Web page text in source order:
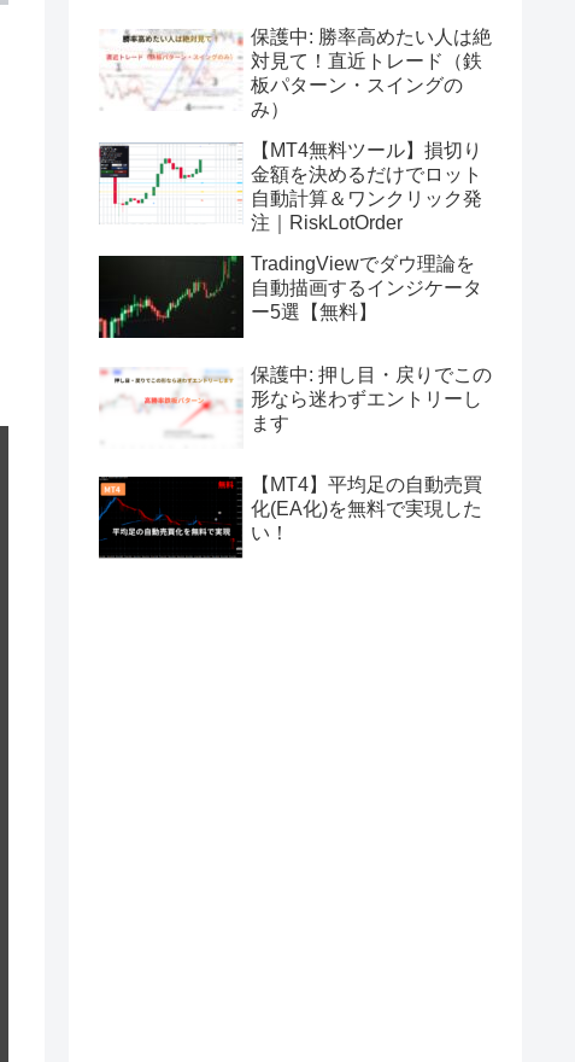
保護中: 勝率高めたい人は絶
対見て！直近トレード（鉄
板パターン・スイングの
み）
【MT4無料ツール】損切り
金額を決めるだけでロット
自動計算＆ワンクリック発
注｜RiskLotOrder
TradingViewでダウ理論を
自動描画するインジケータ
ー5選【無料】
保護中: 押し目・戻りでこの
形なら迷わずエントリーし
ます
【MT4】平均足の自動売買
化(EA化)を無料で実現した
い！